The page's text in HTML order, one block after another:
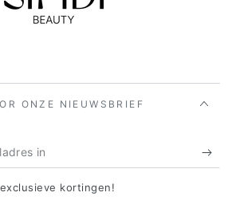
ONZE NIEUWSBRIEF
kortingen!